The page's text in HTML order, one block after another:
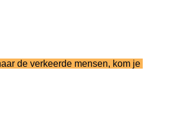
de verkeerde mensen, kom je